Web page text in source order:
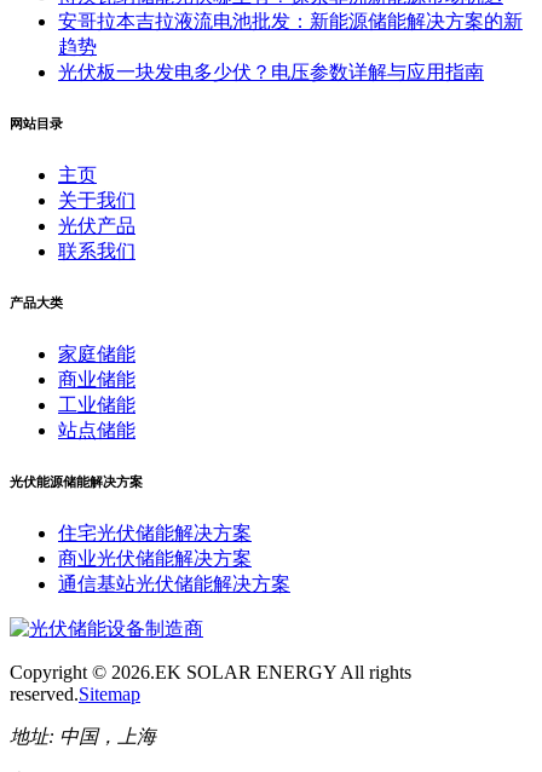
安哥拉本吉拉液流电池批发：新能源储能解决方案的新
趋势
光伏板一块发电多少伏？电压参数详解与应用指南
网站目录
主页
关于我们
光伏产品
联系我们
产品大类
家庭储能
商业储能
工业储能
站点储能
光伏能源储能解决方案
住宅光伏储能解决方案
商业光伏储能解决方案
通信基站光伏储能解决方案
Copyright © 2026.EK SOLAR ENERGY All rights
reserved.Sitemap
地址: 中国，上海